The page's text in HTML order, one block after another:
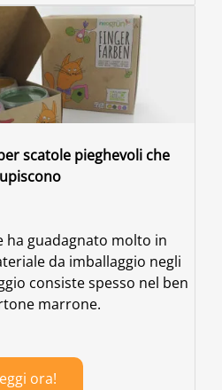
scatole pieghevoli che
ha guadagnato molto in
da imballaggio negli
consiste spesso nel ben
marrone.
ora!